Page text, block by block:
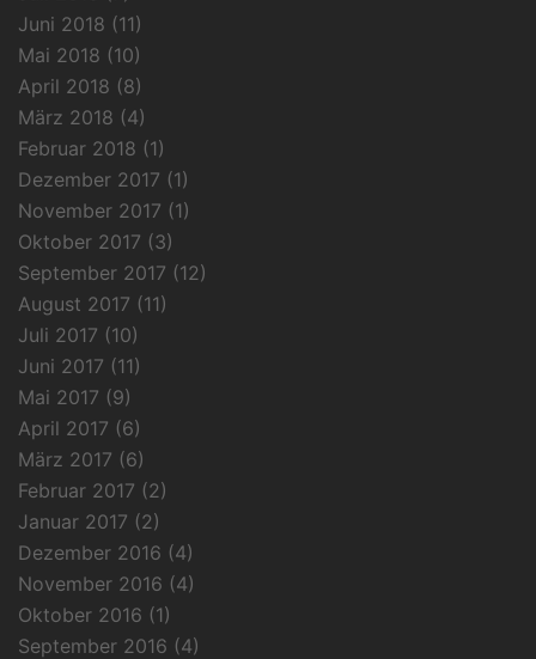
Juni 2018 (11)
Mai 2018 (10)
April 2018 (8)
März 2018 (4)
Februar 2018 (1)
Dezember 2017 (1)
November 2017 (1)
Oktober 2017 (3)
September 2017 (12)
August 2017 (11)
Juli 2017 (10)
Juni 2017 (11)
Mai 2017 (9)
April 2017 (6)
März 2017 (6)
Februar 2017 (2)
Januar 2017 (2)
Dezember 2016 (4)
November 2016 (4)
Oktober 2016 (1)
September 2016 (4)